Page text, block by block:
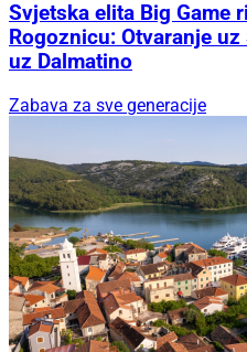
Svjetska elita Big Game
Rogoznicu: Otvaranje
uz Dalmatino
Zabava za sve generacije